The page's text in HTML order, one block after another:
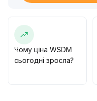
Боллінджера
очікування
Варто слідкувати
фіксації
вниз – остерігатись
ключовими рівнями
Чому ціна WSDM
сьогодні зросла?